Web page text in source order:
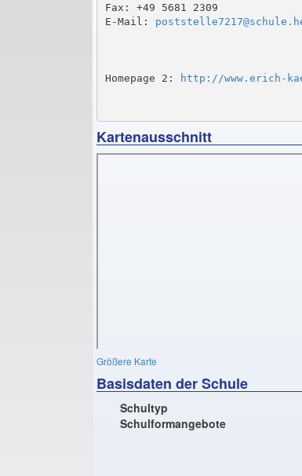
Fax: +49 5681 2309
E-Mail:
Homepage 2: http://www.erich-
Kartenausschnitt
Größere Karte
Basisdaten der Schule
Schultyp
Schulformangebote